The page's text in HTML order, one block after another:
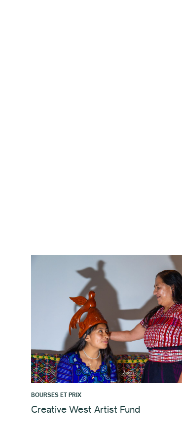
BOURSES ET PRIX
Creative West Artist Fund